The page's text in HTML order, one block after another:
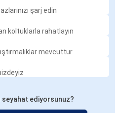
şarj edin
koltuklarla rahatlayın
mevcuttur
seyahat ediyorsunuz?